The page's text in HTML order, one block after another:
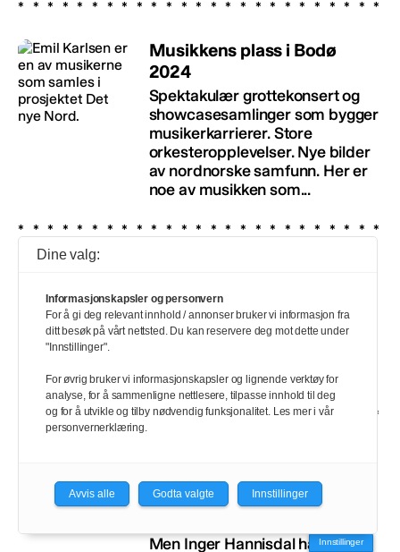
Musikkens plass i Bodø
2024
Spektakulær grottekonsert og
showcasesamlinger som bygger
musikerkarrierer. Store
orkesteropplevelser. Nye bilder
av nordnorske samfunn. Her er
noe av musikken som...
livet ditt
Om framsida av avisene teiknar
eit grått bilete av verda, så gjer
for å setje...
overbeviser med si
reisedagbok
Men Inger Hannisdal har kome
Innstillinger
Dine valg:
Informasjonskapsler og personvern
For å gi deg relevant innhold / annonser bruker vi informasjon fra
ditt besøk på vårt nettsted. Du kan reservere deg mot dette under
"Innstillinger".
For øvrig bruker vi informasjonskapsler og lignende verktøy for
analyse, for å sammenligne nettlesere, tilpasse innhold til deg
og for å utvikle og tilby nødvendig funksjonalitet. Les mer i vår
personvernerklæring.
Avvis alle Godta valgte Innstillinger